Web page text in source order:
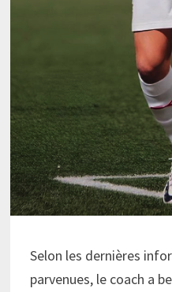
Selon les dernières
parvenues, le coach a